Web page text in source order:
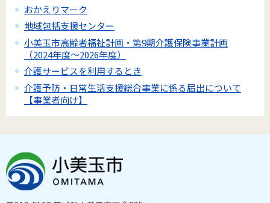
おかえりマーク
地域包括支援センター
小美玉市高齢者福祉計画・第9期介護保険事業計画
（2024年度～2026年度）
介護サービスを利用するとき
介護予防・日常生活支援総合事業に係る届出について
【事業者向け】